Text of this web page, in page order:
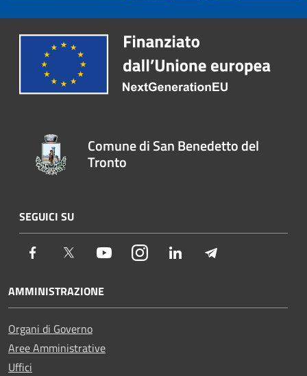
Comune di San Benedetto del
Tronto
SEGUICI SU
Facebook Twitter YoutubeInstagramLinkedIn
AMMINISTRAZIONE
Organi di Governo
Aree Amministrative
Uffici